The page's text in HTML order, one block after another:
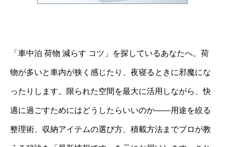
「車中泊 荷物 減らす コツ」を探しているあなたへ。荷
物が多いと車内が狭く感じたり、夜寝るときに邪魔にな
ったりします。限られた空間を最大に活用しながら、快
適に過ごすためにはどうしたらいいのか――用途を絞る
整理術、収納アイテムの選び方、積載方法までプロが教